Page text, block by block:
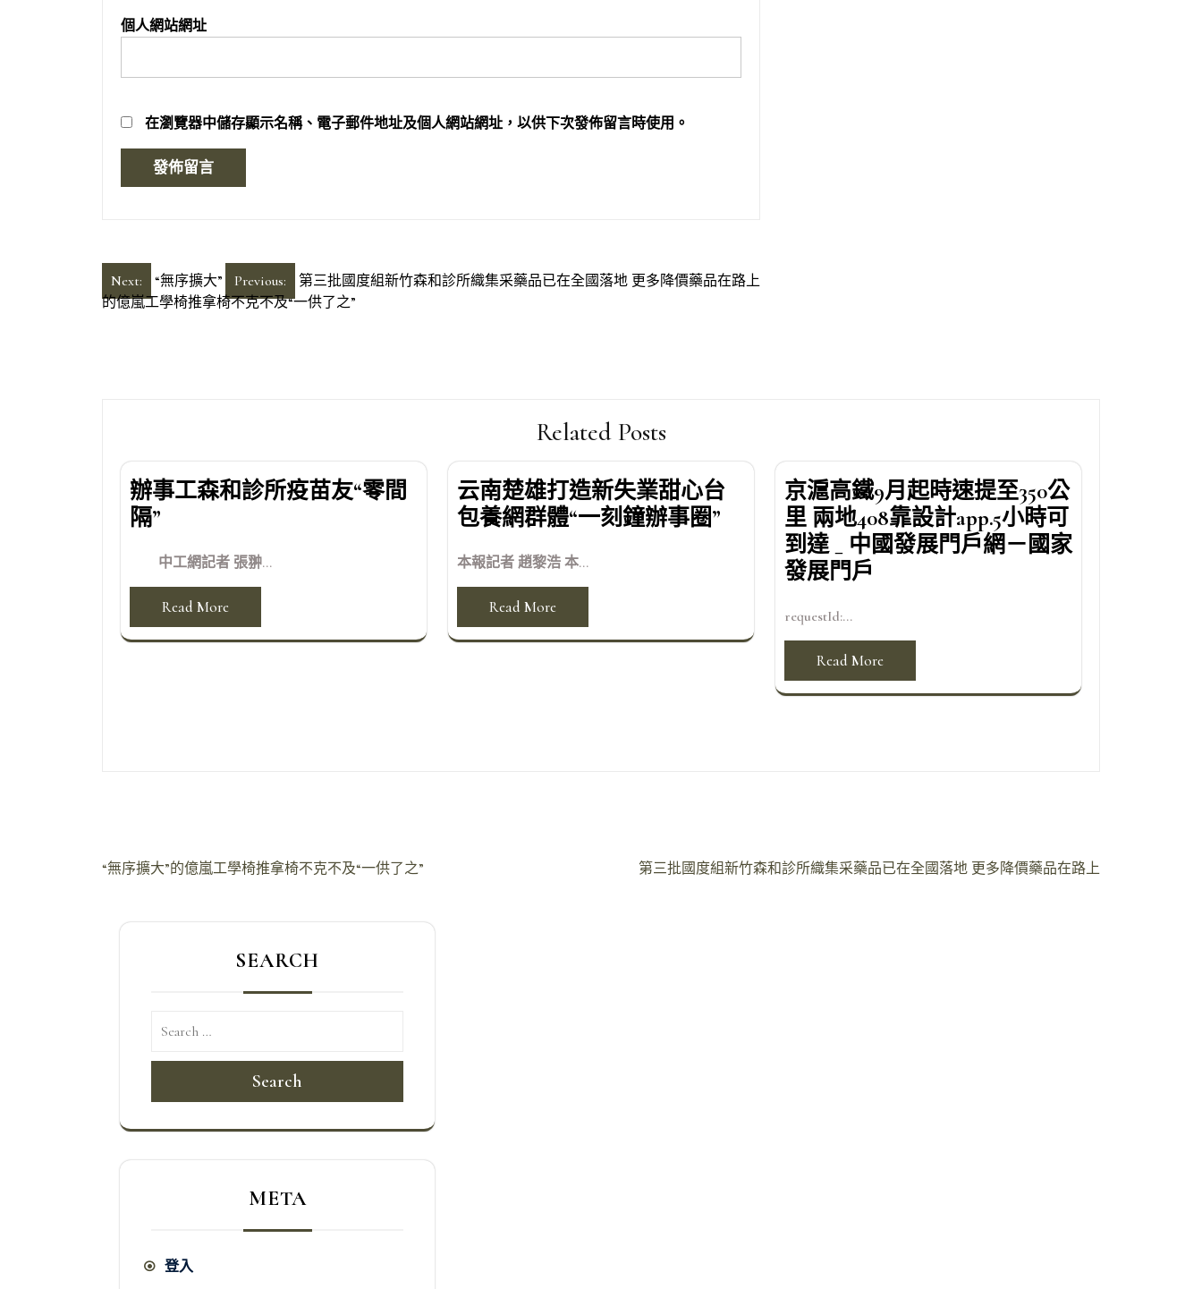
個人網站網址
在瀏覽器中儲存顯示名稱、電子郵件地址及個人網站網址，以供下次發佈留言時使用。
文
章
Previous: 第三批國度組新竹森和診所織集采藥品已在全國落地 更多降價藥品在路上
Next:
“無序擴大”
的億嵐工學椅推拿椅不克不及“一供了之”
Related Posts
辦事工森和診所疫苗友“零間
隔”
中工網記者 張翀...
Read More
云南楚雄打造新失業甜心台
包養網群體“一刻鐘辦事圈”
本報記者 趙黎浩 本...
Read More
京滬高鐵9月起時速提至350公
里 兩地408靠設計app.5小時可
到達 _ 中國發展門戶網－國家
發展門戶
requestId:...
Read More
文
第三批國度組新竹森和診所織集采藥品已在全國落地 更多降價藥品在路上
“無序擴大”的億嵐工學椅推拿椅不克不及“一供了之”
SEARCH
Search
META
登入